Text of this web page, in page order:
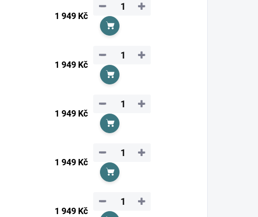
1 949 Kč
+
−
Do košíku
1 949 Kč
+
−
Do košíku
1 949 Kč
+
−
Do košíku
1 949 Kč
+
−
Do košíku
1 949 Kč
+
−